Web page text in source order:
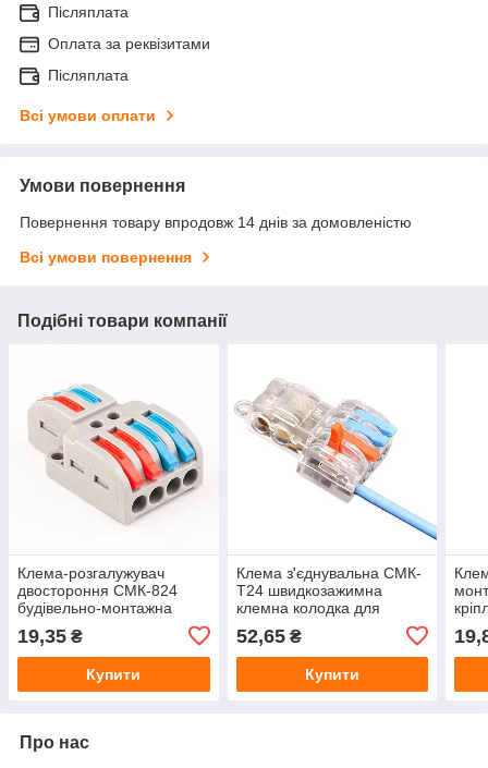
Післяплата
Оплата за реквізитами
Післяплата
Всі умови оплати
Умови повернення
Повернення товару впродовж 14 днів за домовленістю
Всі умови повернення
Подібні товари компанії
Клема-розгалужувач
двостороння СМК-824
будівельно-монтажна
колодка
19,35 ₴
Купити
Клема з'єднувальна СМК-
T24 швидкозажимна
клемна колодка для
52,65₴
Купити
Про нас